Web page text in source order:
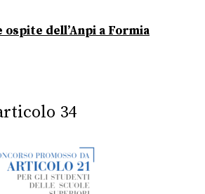
dell’Anpi a Formia
34